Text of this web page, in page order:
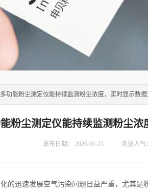
功能粉尘测定仪能持续监测粉尘浓度，实时显示数
粉尘测定仪能持续监测粉尘浓
发布日期： 2026-01-25 浏览人气：
迅速发展空气污染问题日益严重，尤其是